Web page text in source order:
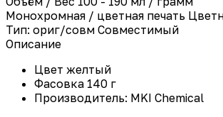
Монохромная / цветная печать
Тип: ориг/совм Совместимый
Описание
Цвет желтый
Фасовка 140 г
Производитель: MKI Chemical